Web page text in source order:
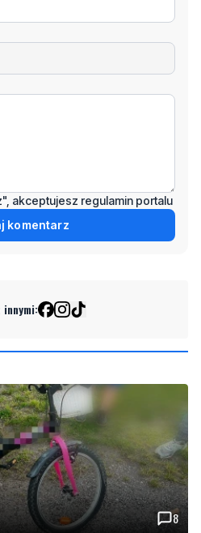
akceptujesz regulamin portalu
komentarz
8